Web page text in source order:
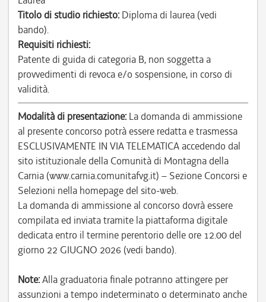
Titolo di studio richiesto: Diploma di laurea (vedi
bando).
Requisiti richiesti:
Patente di guida di categoria B, non soggetta a
provvedimenti di revoca e/o sospensione, in corso di
validità.
Modalità di presentazione: La domanda di ammissione
al presente concorso potrà essere redatta e trasmessa
ESCLUSIVAMENTE IN VIA TELEMATICA accedendo dal
sito istituzionale della Comunità di Montagna della
Carnia (www.carnia.comunitafvg.it) – Sezione Concorsi e
Selezioni nella homepage del sito-web.
La domanda di ammissione al concorso dovrà essere
compilata ed inviata tramite la piattaforma digitale
dedicata entro il termine perentorio delle ore 12.00 del
giorno 22 GIUGNO 2026 (vedi bando).
Note:Alla graduatoria finale potranno attingere per
assunzioni a tempo indeterminato o determinato anche